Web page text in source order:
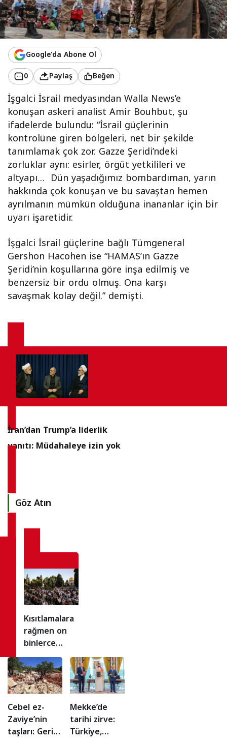
Google'da Abone Ol
0
Paylaş Beğen
İşgalci İsrail medyasından Walla News’e
konuşan askeri analist Amir Bouhbut, şu
ifadelerde bulundu: “İsrail güçlerinin
kontrolüne giren bölgeleri, net bir şekilde
tanımlamak çok zor. Gazze Şeridi’ndeki
zorluklar aynı: esirler, örgüt yetkilileri ve
altyapı… Dün yaşadığımız bombardıman, yarın
hakkında çok konuşan ve bu savaştan hemen
ayrılmanın mümkün olduğuna inananlar için bir
uyarı işaretidir.
İşgalci İsrail güçlerine bağlı Tümgeneral
Gershon Hacohen ise “HAMAS’ın Gazze
Şeridi’nin koşullarına göre inşa edilmiş ve
benzersiz bir ordu olmuş. Ona karşı
savaşmak kolay değil.” demişti.
İran’dan Trump’a liderlik
yanıtı: Müdahaleye izin yok
Göz Atın
Kısıtlamalara
rağmen on
binlerce
Filistinli cuma
namazında
Aksa’ya akın
etti!
Cebel ez-
Zaviye’nin
taşları: Geri
Mekke’de
tarihi zirve:
Türkiye,